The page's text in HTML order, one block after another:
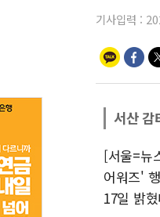
기사입력 :
서산 감
[서울=뉴
어워즈'
17일 밝